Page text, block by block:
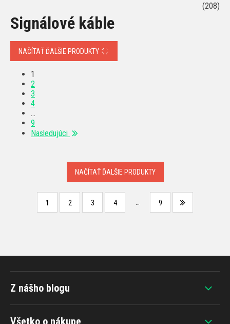
Signálové káble
(208)
NAČÍTAŤ ĎALŠIE PRODUKTY
1
2
3
4
…
9
Nasledujúci
NAČÍTAŤ ĎALŠIE PRODUKTY
1 2 3 4 … 9
Z nášho blogu